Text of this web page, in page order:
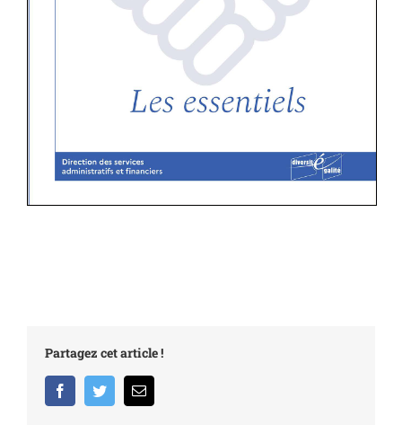
Partagez cet article !
FacebookTwitterEmail